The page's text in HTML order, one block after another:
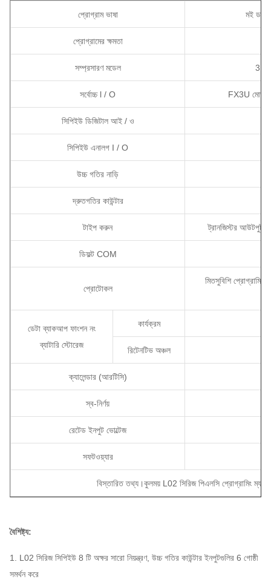
প্রোগ্রাম ভাষা মই
প্রোগ্রামের ক্ষমতা
সম্প্রসারণ মডেল 31
সর্বোচ্চ l / O FX3U মোড:
সিপিইউ ডিজিটাল আই / ও
সিপিইউ এনালগ I / O
উচ্চ গতির নাড়ি
দ্রুতগতির কাউন্টার
টাইপ করুন ট্রানজিস্টর আউটপুট,
ডিফল্ট COM
প্রোটোকল
মিতসুবিশি
ডেটা ব্যাকআপ ফাংশন নং
ব্যাটারি স্টোরেজ
কার্যক্রম
রিটেনটিভ অঞ্চল
ক্যালেন্ডার (আরটিসি)
স্ব-নির্ণয়
রেটেড ইনপুট ভোল্টেজ
সফটওয়্যার
বিস্তারিত তথ্য।কুলময় L02 সিরিজ পিএলসি প্রোগ্রামিং
বৈশিষ্ট্য:
1. L02 সিরিজ সিপিইউ 8 টি অক্ষর সারো নিয়ন্ত্রণ, উচ্চ গতির কাউন্টার ইনপুটগুলির 6 গোষ্ঠী
সমর্থন করে